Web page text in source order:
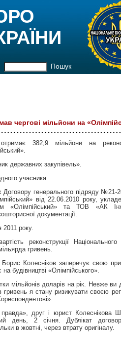
Пошук
чергові мільйони на
382,9 мільйони на
державних закупівель».
учасника.
Договору генерального підряду №21-
від 22.06.2010 року,
«Олімпійський» та ТОВ «АК
документації.
2011 року.
реконструкції
гривень.
Колесніков заперечує свою
будівництві «Олімпійського».
мільйонів доларів на рік. Невже
гривень я стану ризикувати своєю
друг і юрист Колеснікова
день, 2 січня. Дублікат
в жовтні, через втрату оригіналу.